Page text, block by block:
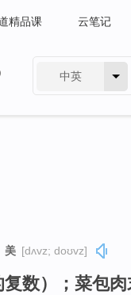
精品课 云笔记
中英
美 [dʌvz; doʊvz]
数）；菜包肉